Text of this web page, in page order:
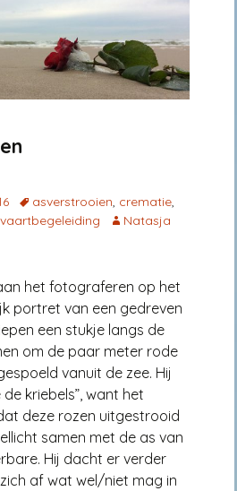
asverstrooien, crematie,
Natasja
het fotograferen op het
portret van een gedreven
een stukje langs de
om de paar meter rode
vanuit de zee. Hij
kriebels”, want het
deze rozen uitgestrooid
samen met de as van
Hij dacht er verder
af wat wel/niet mag in